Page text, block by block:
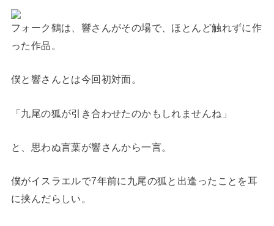
フォーク鶴は、響さんがその場で、ほとんど触れずに作
った作品。
僕と響さんとは今回初対面。
「九尾の狐が引き合わせたのかもしれませんね」
と、思わぬ言葉が響さんから一言。
僕がイスラエルで7年前に九尾の狐と出逢ったことを耳
に挟んだらしい。